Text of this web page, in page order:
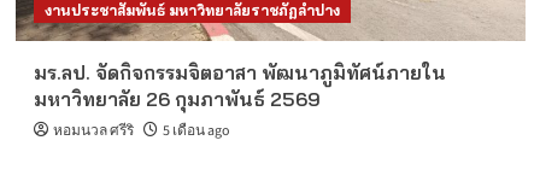
งานประชาสัมพันธ์ มหาวิทยาลัยราชภัฏลำปาง
มร.ลป. จัดกิจกรรมจิตอาสา พัฒนาภูมิทัศน์ภายใน
มหาวิทยาลัย 26 กุมภาพันธ์ 2569
หอมนวล ศรีริ 5 เดือน ago